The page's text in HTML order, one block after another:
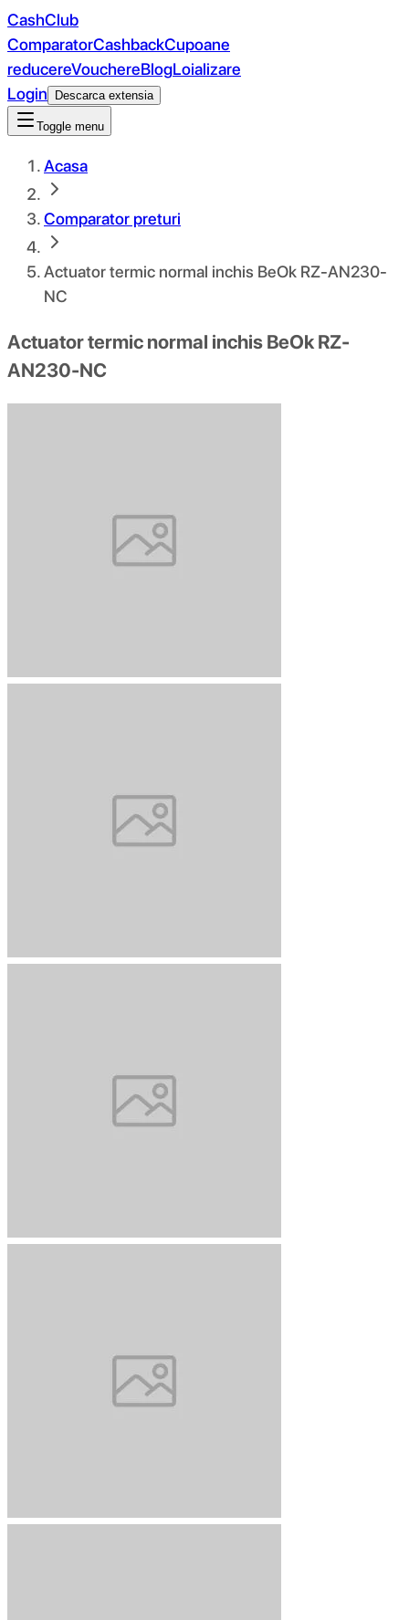
CashClub
ComparatorCashbackCupoane
reducereVouchereBlogLoializare
Login
Descarca extensia
Toggle menu
Acasa
Comparator preturi
Actuator termic normal inchis BeOk RZ-AN230-
NC
Actuator termic normal inchis BeOk RZ-
AN230-NC